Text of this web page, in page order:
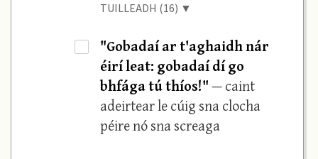
TUILLEADH (16) ▼
"Gobadaí ar t'aghaidh nár
éirí leat: gobadaí dí go
bhfága tú thíos!"— caint
adeirtear le cúig sna clocha
péire nó sna screaga